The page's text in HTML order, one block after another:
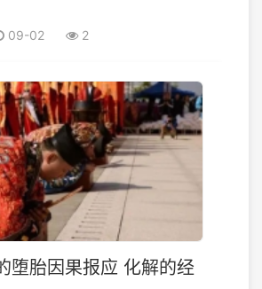
09-02 2
堕胎因果报应 化解的经